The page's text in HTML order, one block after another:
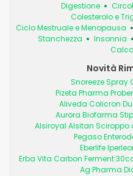
Digestione
Colesterolo e
Ciclo Mestruale e Menopausa
Stanchezza
Insonnia
Novità
Snoreeze Spray
Pizeta Pharma
Aliveda Colicron
Aurora Biofarma
Alsiroyal Alsitan
Pegaso
Eberlife
Erba Vita Carbon Ferment
Ag Pharma